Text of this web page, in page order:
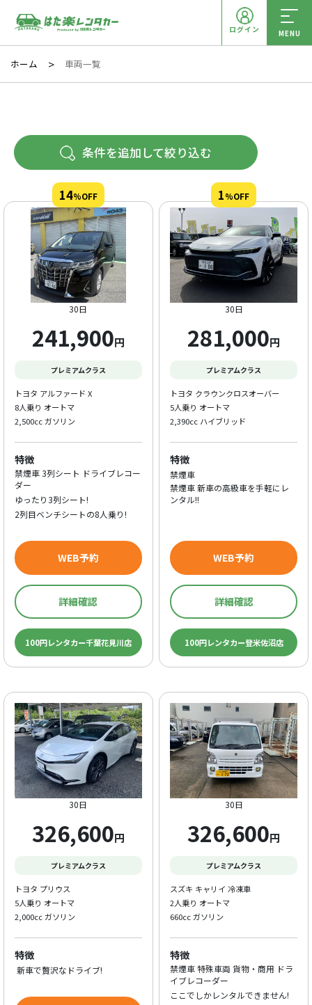
ログイン MENU
ホーム 車両一覧
条件を追加して絞り込む
14%OFF
30日
241,900円
プレミアムクラス
トヨタ アルファード X
8人乗り オートマ
2,500cc ガソリン
特徴
禁煙車 3列シート ドライブレコー
ダー
ゆったり3列シート!
2列目ベンチシートの8人乗り!
WEB予約
詳細確認
100円レンタカー千葉花見川店
1%OFF
30日
281,000円
プレミアムクラス
トヨタ クラウンクロスオーバー
5人乗り オートマ
2,390cc ハイブリッド
特徴
禁煙車
禁煙車 新車の高級車を手軽にレ
ンタル!!
WEB予約
詳細確認
100円レンタカー登米佐沼店
30日
326,600円
プレミアムクラス
トヨタ プリウス
5人乗り オートマ
2,000cc ガソリン
特徴
新車で贅沢なドライブ!
30日
326,600円
プレミアムクラス
スズキ キャリイ 冷凍車
2人乗り オートマ
660cc ガソリン
特徴
禁煙車 特殊車両 貨物・商用 ドラ
イブレコーダー
ここでしかレンタルできません!